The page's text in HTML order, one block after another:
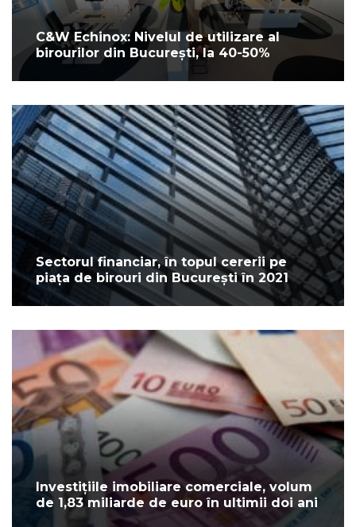
C&W Echinox: Nivelul de utilizare al
birourilor din București, la 40-50%
Sectorul financiar, în topul cererii pe
piața de birouri din București în 2021
Investițiile imobiliare comerciale, volum
de 1,83 miliarde de euro în ultimii doi ani